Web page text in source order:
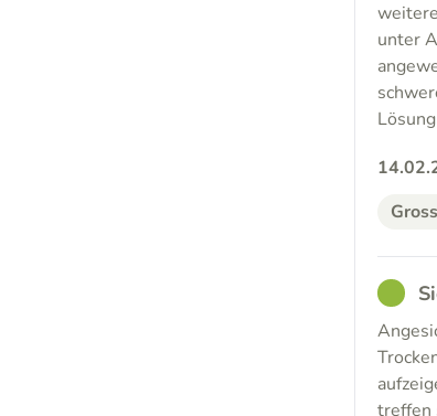
unter
GOOD
treffen